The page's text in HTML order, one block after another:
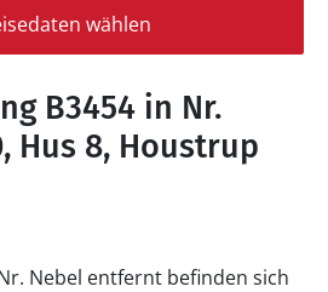
wählen
B3454 in Nr.
Hus 8, Houstrup
Nebel entfernt befinden sich